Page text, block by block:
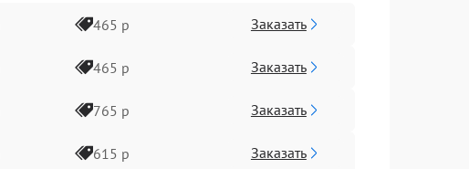
465 р Заказать
465 р Заказать
765 р Заказать
615 р Заказать